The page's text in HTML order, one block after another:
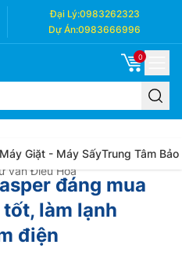
Đại Lý:0983262323
Dự Án:0983666996
0
Máy Giặt - Máy SấyTrung Tâm Bảo
vấn Điều Hòa
đáng mua
làm lạnh
điện